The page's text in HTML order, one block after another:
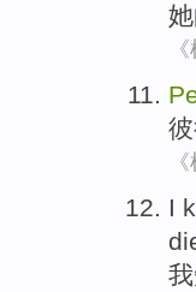
她
I
我